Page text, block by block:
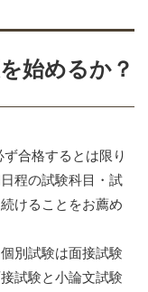
始めるか？
合格するとは限り
程の試験科目・試
けることをお薦め
別試験は面接試験
試験と小論文試験